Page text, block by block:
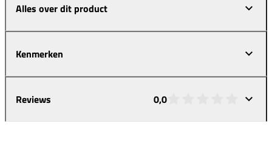
Alles over dit product
Kenmerken
Reviews 0,0